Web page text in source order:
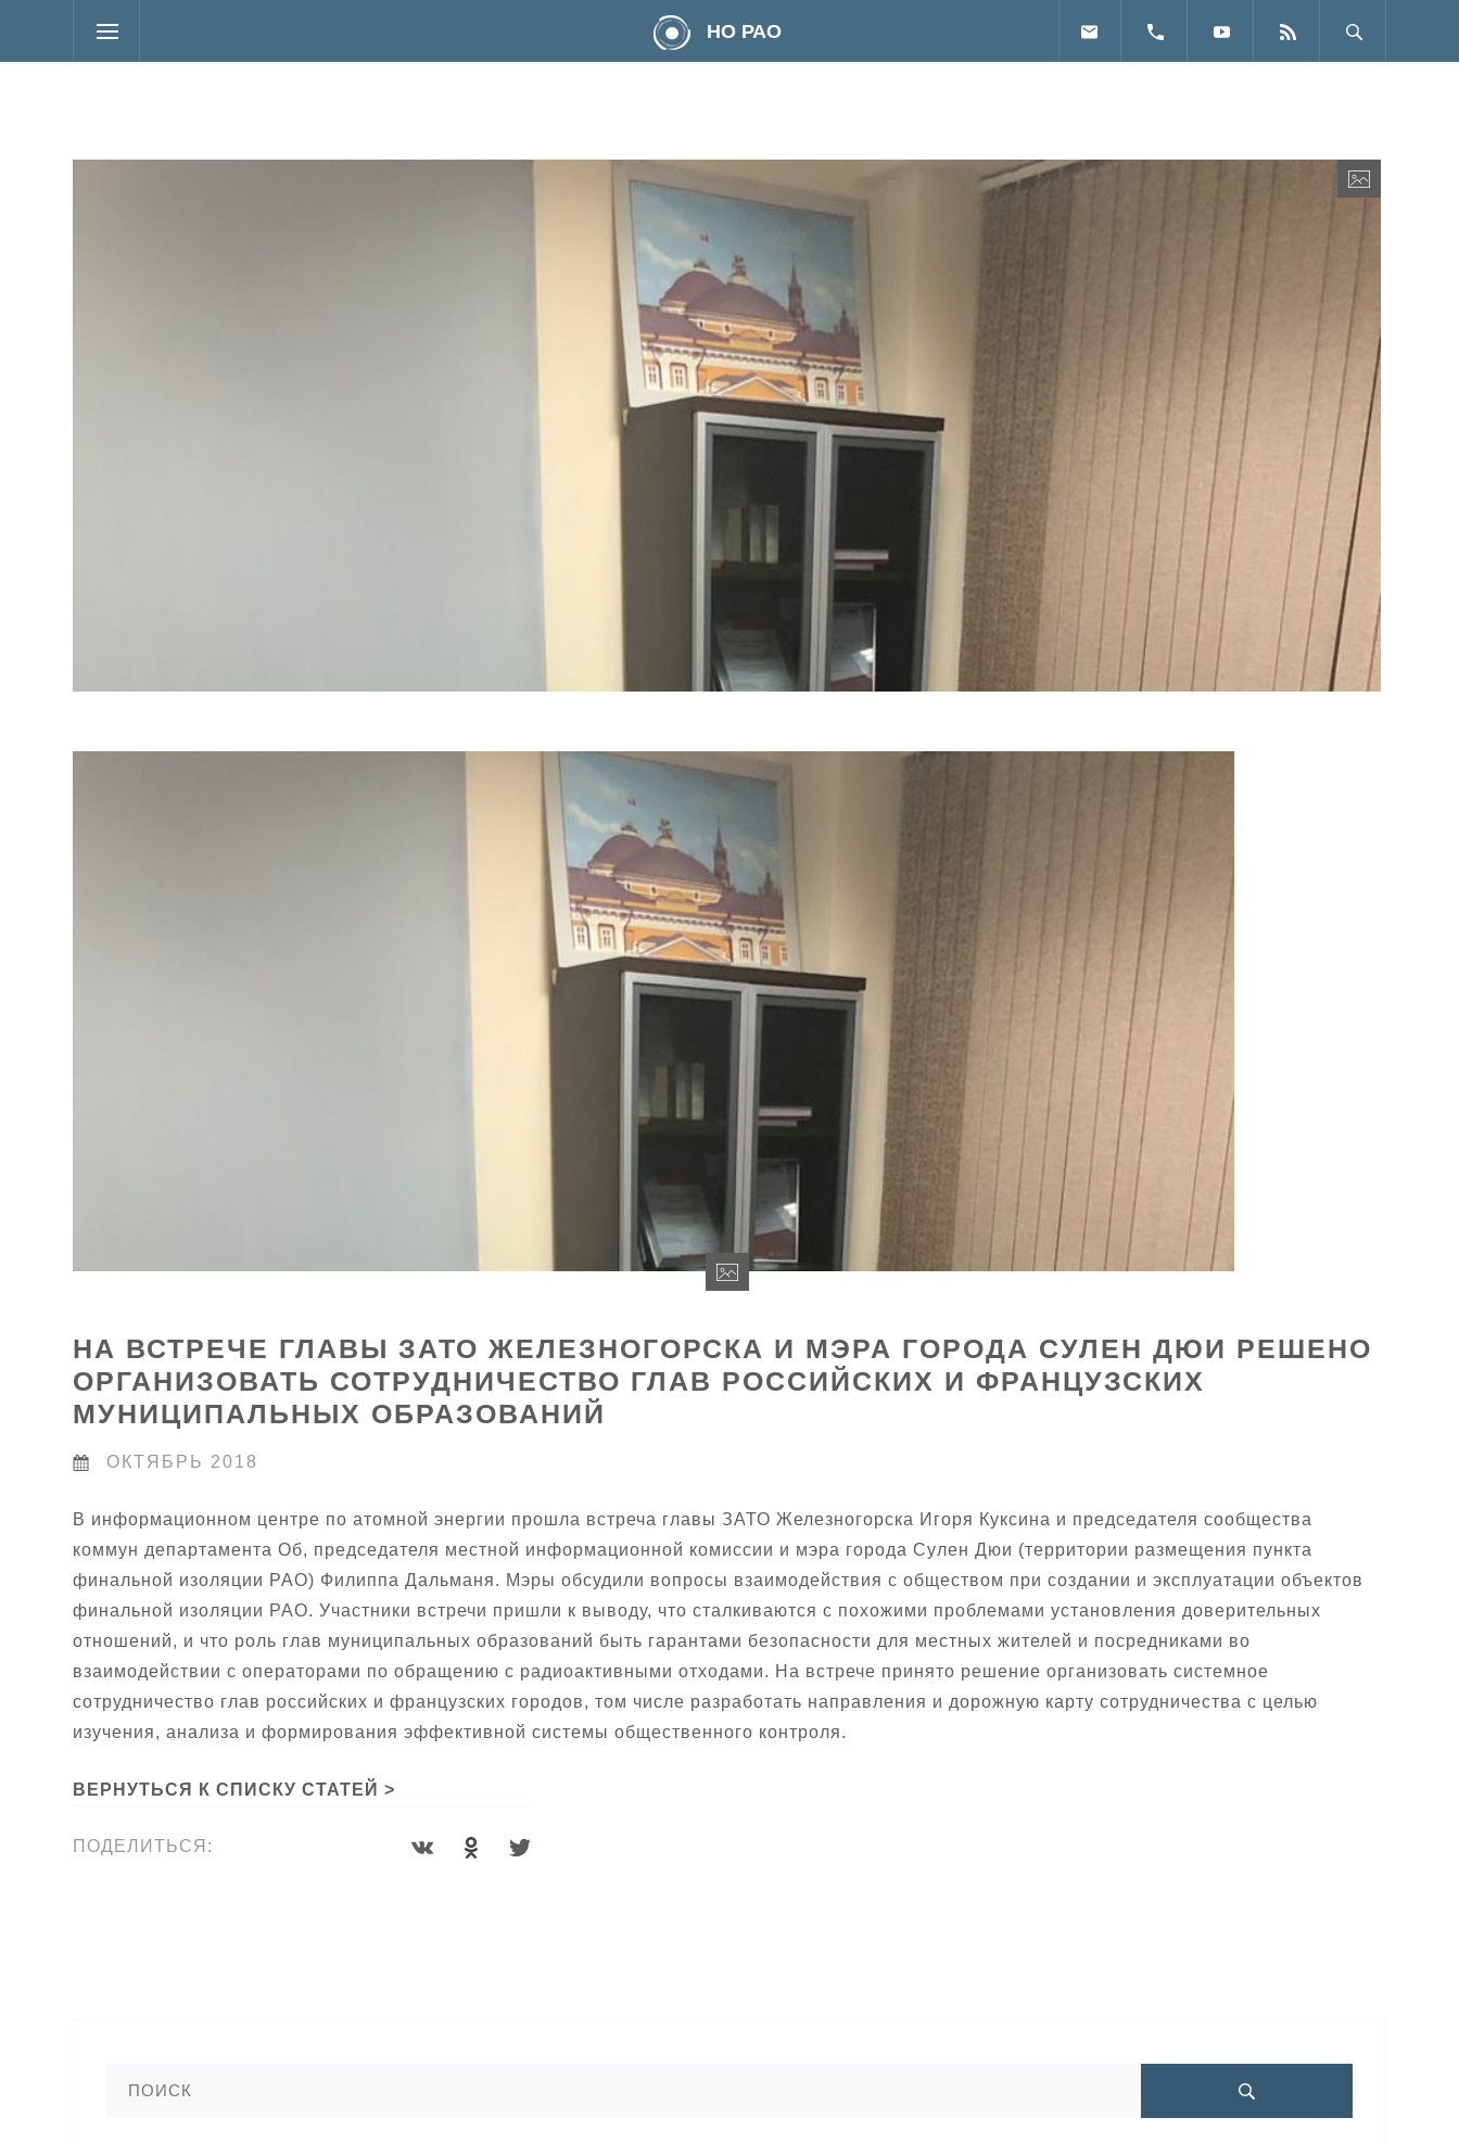
НО РАО
НА ВСТРЕЧЕ ГЛАВЫ ЗАТО ЖЕЛЕЗНОГОРСКА И МЭРА ГОРОДА СУЛЕН ДЮИ РЕШЕНО
ОРГАНИЗОВАТЬ СОТРУДНИЧЕСТВО ГЛАВ РОССИЙСКИХ И ФРАНЦУЗСКИХ
МУНИЦИПАЛЬНЫХ ОБРАЗОВАНИЙ
ОКТЯБРЬ 2018
В информационном центре по атомной энергии прошла встреча главы ЗАТО Железногорска Игоря Куксина и председателя сообщества
коммун департамента Об, председателя местной информационной комиссии и мэра города Сулен Дюи (территории размещения пункта
финальной изоляции РАО) Филиппа Дальманя. Мэры обсудили вопросы взаимодействия с обществом при создании и эксплуатации объектов
финальной изоляции РАО. Участники встречи пришли к выводу, что сталкиваются с похожими проблемами установления доверительных
отношений, и что роль глав муниципальных образований быть гарантами безопасности для местных жителей и посредниками во
взаимодействии с операторами по обращению с радиоактивными отходами. На встрече принято решение организовать системное
сотрудничество глав российских и французских городов, том числе разработать направления и дорожную карту сотрудничества с целью
изучения, анализа и формирования эффективной системы общественного контроля.
ВЕРНУТЬСЯ К СПИСКУ СТАТЕЙ >
ПОДЕЛИТЬСЯ: